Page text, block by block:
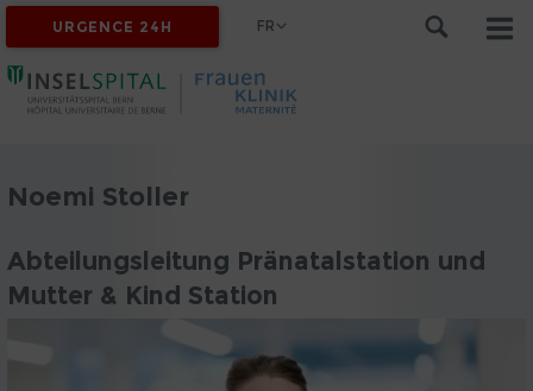
URGENCE 24H FR
Noemi Stoller
Abteilungsleitung Pränatalstation und
Mutter & Kind Station